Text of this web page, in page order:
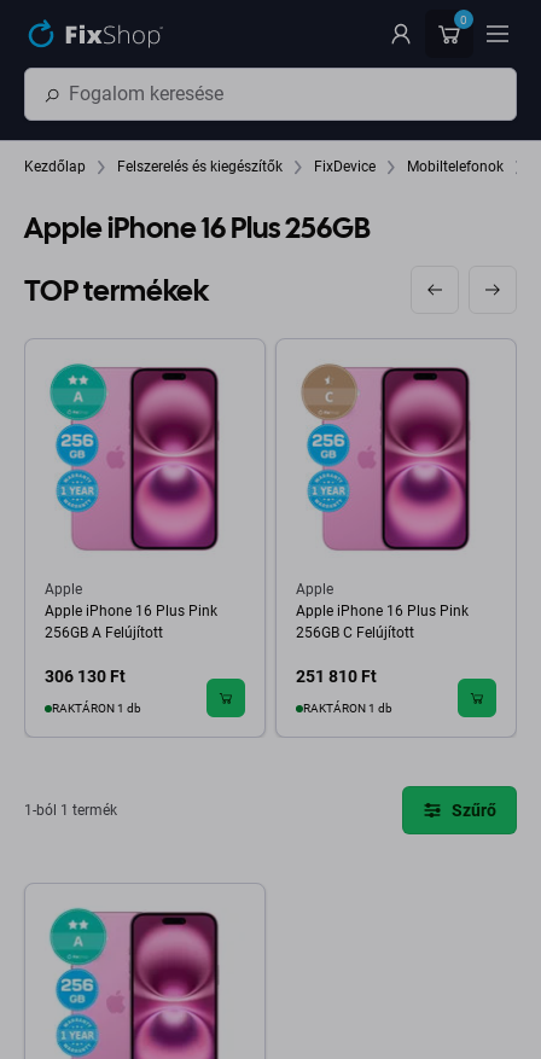
0
Kezdőlap Felszerelés és kiegészítők FixDevice Mobiltelefonok
Apple iPhone 16 Plus 256GB
TOP termékek
Apple
Apple iPhone 16 Plus Pink
256GB A Felújított
306 130 Ft
RAKTÁRON 1 db
Apple
Apple iPhone 16 Plus Pink
256GB C Felújított
251 810 Ft
RAKTÁRON 1 db
1-ból 1 termék Szűrő